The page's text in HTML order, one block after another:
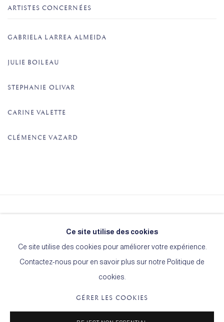
ARTISTES CONCERNÉES
GABRIELA LARREA ALMEIDA
JULIE BOILEAU
STEPHANIE OLIVAR
CARINE VALETTE
CLÉMENCE VAZARD
Le Cercle de l'Art
75010 Paris
Ce site utilise des cookies
Ce site utilise des cookies pour améliorer votre expérience.
Contactez-nous pour en savoir plus sur notre Politique de
cookies.
GÉRER LES COOKIES